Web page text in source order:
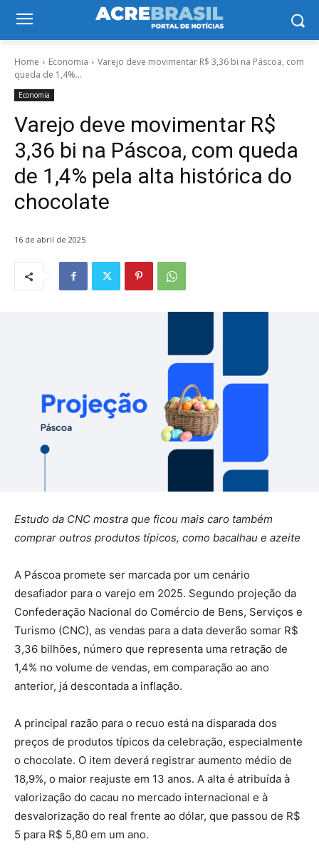
Home Economia
Varejo deve movimentar R$ 3,36 bi na Páscoa, com
queda de 1,4%...
Economia
Varejo deve movimentar R$
3,36 bi na Páscoa, com queda
de 1,4% pela alta histórica do
chocolate
16 de abril de 2025
Estudo da CNC mostra que ficou mais caro também
comprar outros produtos típicos, como bacalhau e azeite
A Páscoa promete ser marcada por um cenário
desafiador para o varejo em 2025. Segundo projeção da
Confederação Nacional do Comércio de Bens, Serviços e
Turismo (CNC), as vendas para a data deverão somar R$
3,36 bilhões, número que representa uma retração de
1,4% no volume de vendas, em comparação ao ano
anterior, já descontada a inflação.
A principal razão para o recuo está na disparada dos
preços de produtos típicos da celebração, especialmente
o chocolate. O item deverá registrar aumento médio de
18,9%, o maior reajuste em 13 anos. A alta é atribuída à
valorização do cacau no mercado internacional e à
desvalorização do real frente ao dólar, que passou de R$
5 para R$ 5,80 em um ano.